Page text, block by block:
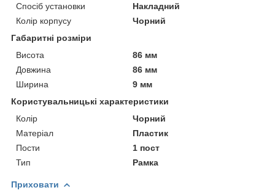
Спосіб установки
Накладний
Колір корпусу
Чорний
Габаритні розміри
Висота
86 мм
Довжина
86 мм
Ширина
9 мм
Користувальницькі характеристики
Колір
Чорний
Матеріал
Пластик
Пости
1 пост
Тип
Рамка
Приховати